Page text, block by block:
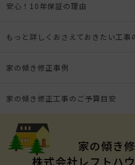
安心！10年保証の理由
もっと詳しくおさえておきたい工事
家の傾き修正事例
家の傾き修正工事のご予算目安
家の傾き
株式会社レフトハ